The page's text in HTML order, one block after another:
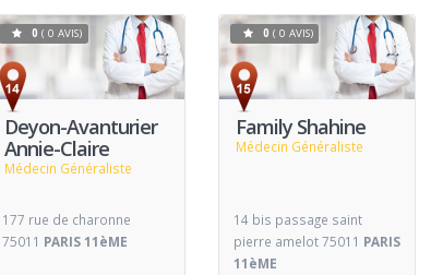
Deyon-Avanturier
Annie-Claire
Médecin Généraliste
Voir
0( 0 AVIS)
177 rue de charonne
75011 PARIS 11èME
Family Shahine
Médecin Généraliste
Voir
Fiche
0 ( 0 AVIS)
14 bis passage saint
pierre amelot 75011 PARIS
11èME
Fiche